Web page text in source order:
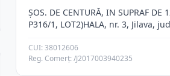
ŞOS. DE CENTURĂ, IN SUPRAF DE
P316/1, LOT2)HALA, nr. 3, Jilava,
CUI: 38012606
Reg. Comerț: /J2017003940235